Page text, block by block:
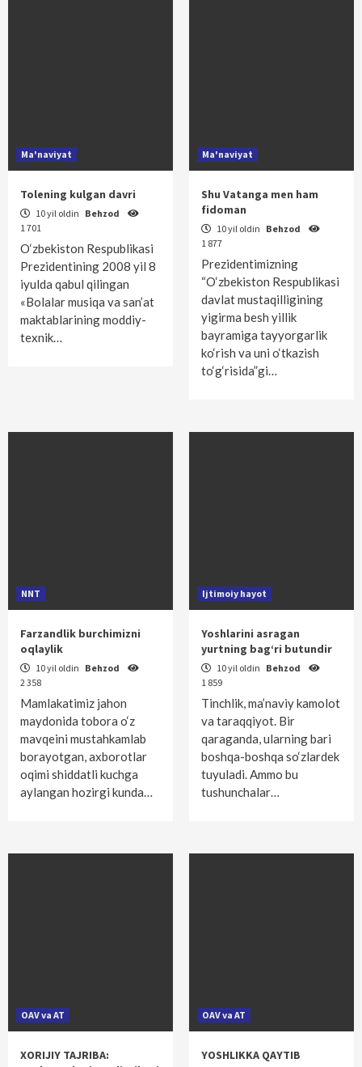
Ma'naviyat
Tolening kulgan davri
10 yil oldin Behzod
1 701
O‘zbekiston Respublikasi
Prezidentining 2008 yil 8
iyulda qabul qilingan
«Bolalar musiqa va san’at
maktablarining moddiy-
texnik…
Ma'naviyat
Shu Vatanga men ham
fidoman
10 yil oldin Behzod
1 877
Prezidentimizning
“O‘zbekiston Respublikasi
davlat mustaqilligining
yigirma besh yillik
bayramiga tayyorgarlik
ko‘rish va uni o‘tkazish
to‘g‘risida”gi…
NNT
Farzandlik burchimizni
oqlaylik
10 yil oldin Behzod
2 358
Mamlakatimiz jahon
maydonida tobora o‘z
mavqeini mustahkamlab
borayotgan, axborotlar
oqimi shiddatli kuchga
aylangan hozirgi kunda…
Ijtimoiy hayot
Yoshlarini asragan
yurtning bag‘ri butundir
10 yil oldin Behzod
1 859
Tinchlik, ma’naviy kamolot
va taraqqiyot. Bir
qaraganda, ularning bari
boshqa-boshqa so‘zlardek
tuyuladi. Ammo bu
tushunchalar…
OAV va AT
XORIJIY TAJRIBA:
OAV va AT
YOSHLIKKA QAYTIB